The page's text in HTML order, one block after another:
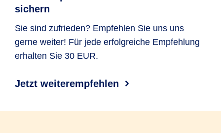
Ersatz von Schäden durch Tier­kollision
Sinne des
Alle Tiere
Ersatz von Schäden durch Erdbeben,
und Vulkan­ausbruch
Fährrisiko
optional optional
sichern
Sie sind zufrieden? Empfehlen Sie uns uns
gerne weiter! Für jede erfolgreiche Empfehlung
erhalten Sie 30 EUR.
Jetzt weiterempfehlen